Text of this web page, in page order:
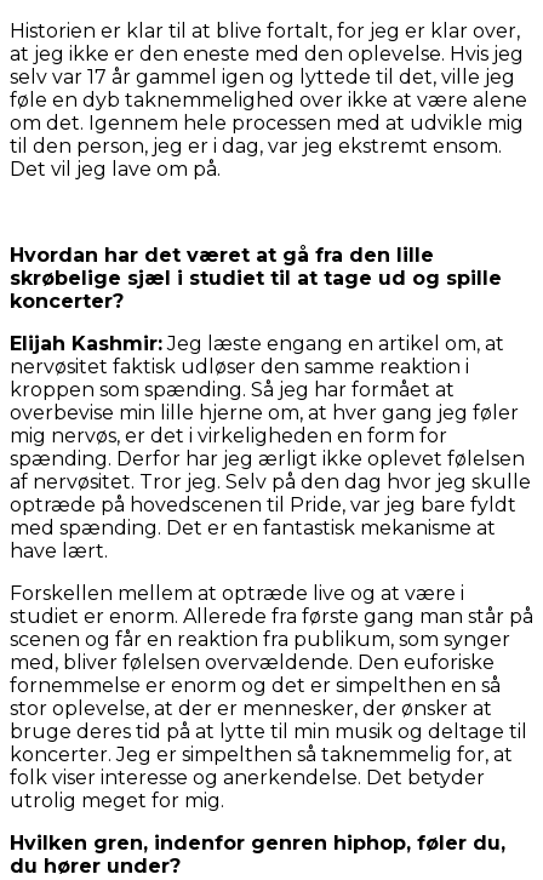
Historien er klar til at blive fortalt, for jeg er klar over,
at jeg ikke er den eneste med den oplevelse. Hvis jeg
selv var 17 år gammel igen og lyttede til det, ville jeg
føle en dyb taknemmelighed over ikke at være alene
om det. Igennem hele processen med at udvikle mig
til den person, jeg er i dag, var jeg ekstremt ensom.
Det vil jeg lave om på.
Hvordan har det været at gå fra den lille
skrøbelige sjæl i studiet til at tage ud og spille
koncerter?
Elijah Kashmir:Jeg læste engang en artikel om, at
nervøsitet faktisk udløser den samme reaktion i
kroppen som spænding. Så jeg har formået at
overbevise min lille hjerne om, at hver gang jeg føler
mig nervøs, er det i virkeligheden en form for
spænding. Derfor har jeg ærligt ikke oplevet følelsen
af nervøsitet. Tror jeg. Selv på den dag hvor jeg skulle
optræde på hovedscenen til Pride, var jeg bare fyldt
med spænding. Det er en fantastisk mekanisme at
have lært.
Forskellen mellem at optræde live og at være i
studiet er enorm. Allerede fra første gang man står på
scenen og får en reaktion fra publikum, som synger
med, bliver følelsen overvældende. Den euforiske
fornemmelse er enorm og det er simpelthen en så
stor oplevelse, at der er mennesker, der ønsker at
bruge deres tid på at lytte til min musik og deltage til
koncerter. Jeg er simpelthen så taknemmelig for, at
folk viser interesse og anerkendelse. Det betyder
utrolig meget for mig.
Hvilken gren, indenfor genren hiphop, føler du,
du hører under?